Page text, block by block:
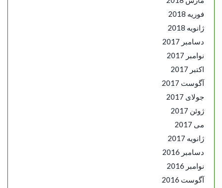
فوریه 2018
ژانویه 2018
دسامبر 2017
نوامبر 2017
اکتبر 2017
آگوست 2017
جولای 2017
ژوئن 2017
می 2017
ژانویه 2017
دسامبر 2016
نوامبر 2016
آگوست 2016